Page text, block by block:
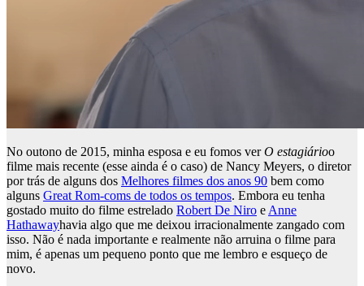
No outono de 2015, minha esposa e eu fomos verO estagiárioo
filme mais recente (esse ainda é o caso) de Nancy Meyers, o diretor
por trás de alguns dos Melhores filmes dos anos 90 bem como
alguns Great Rom-coms de todos os tempos. Embora eu tenha
gostado muito do filme estrelado Robert De Niro eAnne
Hathawayhavia algo que me deixou irracionalmente zangado com
isso. Não é nada importante e realmente não arruina o filme para
mim, é apenas um pequeno ponto que me lembro e esqueço de
novo.